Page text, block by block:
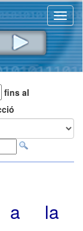
fins al
a la